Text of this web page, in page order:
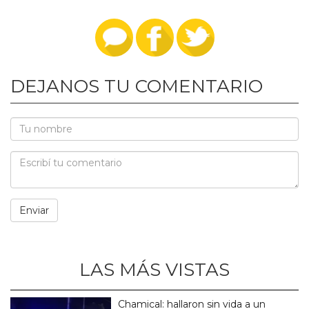
DEJANOS TU COMENTARIO
LAS MÁS VISTAS
Chamical: hallaron sin vida a un